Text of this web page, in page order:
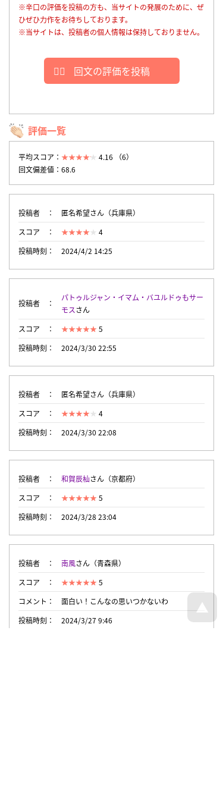
※辛口の評価を投稿の方も、当サイトの発展のために、ぜ
ひぜひ力作をお待ちしております。
※当サイトは、投稿者の個人情報は保持しておりません。
回文の評価を投稿
評価一覧
平均スコア：
4.16 （6）
回文偏差値：68.6
投稿者
匿名希望さん（兵庫県）
スコア
4
投稿時刻
2024/4/2 14:25
投稿者
パトゥルジャン・イマム・バユルドゥもサー
モス さん
スコア
5
投稿時刻
2024/3/30 22:55
投稿者
匿名希望さん（兵庫県）
スコア
4
投稿時刻
2024/3/30 22:08
投稿者 和賀辰杣さん（京都府）
スコア
5
投稿時刻
2024/3/28 23:04
投稿者 南風さん（青森県）
スコア
5
コメント
面白い！こんなの思いつかないわ
投稿時刻
2024/3/27 9:46